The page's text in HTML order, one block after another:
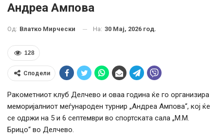
Андреа Ампова
Од: Влатко Мирчески На: 30 Мај, 2026 год.
128
Сподели
Ракометниот клуб Делчево и оваа година ќе го организира
меморијалниот меѓународен турнир „Андреа Ампова“, кој ќе
се одржи на 5 и 6 септември во спортската сала „М.М.
Брицо“ во Делчево.